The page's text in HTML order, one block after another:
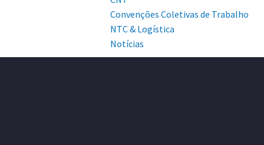
Convenções Coletivas de Trabalho
NTC & Logística
Notícias